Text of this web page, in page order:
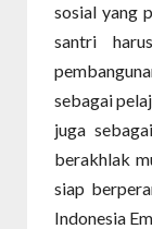
sosial yang
santri
sebagai
juga
berakhlak
siap
Indonesia